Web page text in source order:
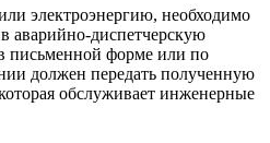
электроэнергию, необходимо
аварийно-диспетчерскую
письменной форме или по
должен передать полученную
обслуживает инженерные